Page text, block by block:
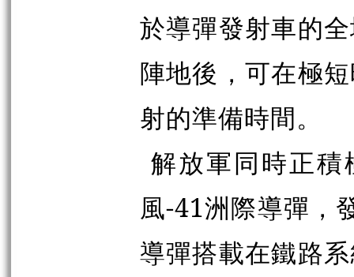
於導彈發射車的
陣地後，可在極
射的準備時間。
解放軍同時正
風-41洲際導彈，
導彈搭載在鐵路